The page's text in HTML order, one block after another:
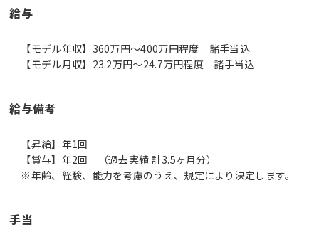
給与
【モデル年収】360万円〜400万円程度 諸手当込
【モデル月収】23.2万円〜24.7万円程度 諸手当込
給与備考
【昇給】年1回
【賞与】年2回 （過去実績 計3.5ヶ月分）
※年齢、経験、能力を考慮のうえ、規定により決定します。
手当